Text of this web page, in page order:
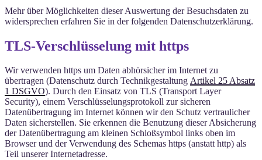
Mehr über Möglichkeiten dieser Auswertung der Besuchsdaten zu
widersprechen erfahren Sie in der folgenden Datenschutzerklärung.
TLS-Verschlüsselung mit https
Wir verwenden https um Daten abhörsicher im Internet zu
übertragen (Datenschutz durch Technikgestaltung Artikel 25 Absatz
1 DSGVO). Durch den Einsatz von TLS (Transport Layer
Security), einem Verschlüsselungsprotokoll zur sicheren
Datenübertragung im Internet können wir den Schutz vertraulicher
Daten sicherstellen. Sie erkennen die Benutzung dieser Absicherung
der Datenübertragung am kleinen Schloßsymbol links oben im
Browser und der Verwendung des Schemas https (anstatt http) als
Teil unserer Internetadresse.